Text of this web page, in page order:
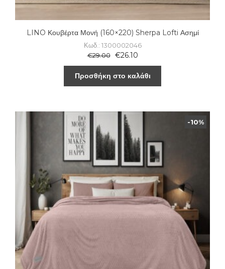
LINO Κουβέρτα Μονή (160×220) Sherpa Lofti Ασημί
Κωδ.: 1300002046
€29.00 €26.10
Προσθήκη στο καλάθι
-10%